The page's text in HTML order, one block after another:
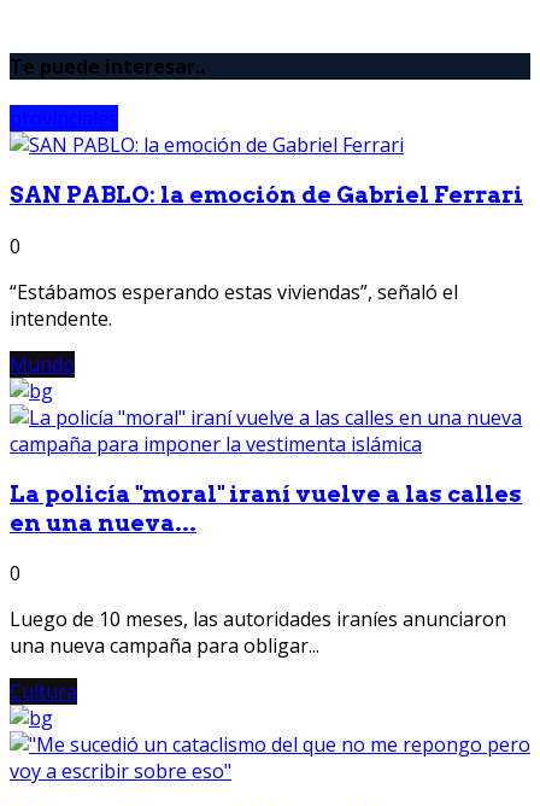
Te puede interesar..
SAN PABLO: la emoción de Gabriel Ferrari
0
“Estábamos esperando estas viviendas”, señaló el
intendente.
Mundo
La policía "moral" iraní vuelve a las calles
en una nueva...
0
Luego de 10 meses, las autoridades iraníes anunciaron
una nueva campaña para obligar...
Cultura